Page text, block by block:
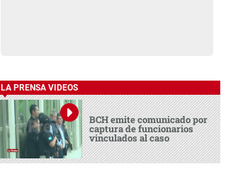
LA PRENSA VIDEOS
BCH emite comunicado por
captura de funcionarios
vinculados al caso